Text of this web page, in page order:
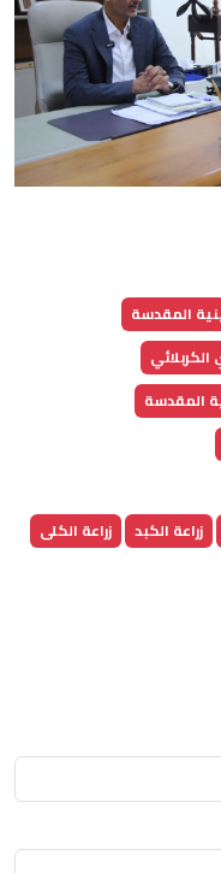
المقدسة
المقدسة
زراعة الكبد زراعة الكلى